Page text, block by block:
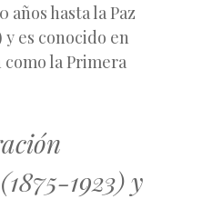
hasta la Paz
y es conocido en
la Primera
1923) y